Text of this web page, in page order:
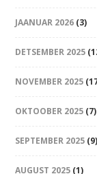
JAANUAR 2026 (3)
DETSEMBER 2025
NOVEMBER 2025
OKTOOBER 2025 (7)
SEPTEMBER 2025 (9)
AUGUST 2025 (1)